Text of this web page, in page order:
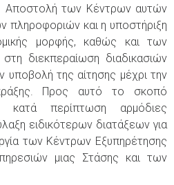
Αποστολή των Κέντρων αυτών
πληροφοριών και η υποστήριξη
μορφής, καθώς και των
διεκπεραίωση διαδικασιών
υποβολή της αίτησης μέχρι την
Προς αυτό το σκοπό
κατά περίπτωση αρμόδιες
ειδικότερων διατάξεων για
των Κέντρων Εξυπηρέτησης
μιας Στάσης και των